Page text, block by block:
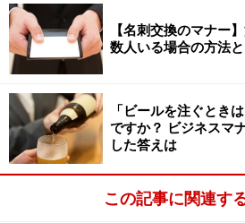
尾を省略しても失礼ではありませ
さくに声をかければ、相手もあな
とでしょう。ただし、慣れてく
で、節度のある言葉づかいを心が
「ご苦労様です」「ご苦労様でし
ばれ、目下へのいたわりの言葉な
わないように。
【名刺交換のマナー
数人いる場合の方法
「ビールを注ぐとき
ですか？ ビジネスマ
した答えは
この記事に関連す